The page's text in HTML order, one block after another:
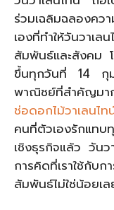
ร่วมเฉลิมฉลองคว
เองที่ทำให้วันวาเ
สัมพันธ์และสังคม
ขึ้นทุกวันที่ 14 กุม
พาณิชย์ที่สำคัญมา
ช่อดอกไม้วาเลนไท
คนที่ตัวเองรักแท
เชิงธุรกิจแล้ว วัน
การคิดที่เราใช้กับก
สัมพันธ์ไม่ใช่น้อยเล